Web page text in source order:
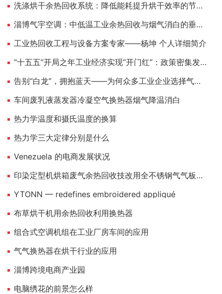
洗涤烘干余热回收系统：降低能耗提升烘干效率的节能方案
淄博气宇空调：中低温工业余热回收与烟气消白的垂直选手
工业热回收工程与设备方案专家——杨坤 个人详细简介
“十五五”开局之年工业经济实现“开门红”：政策密集发力，新质生产力引领制造业向“高、新、绿”加速跃升
告别“白龙”，拥抱蓝天——为何众多工业企业选择气宇空调实现烟气“消白脱白”？
车间废乳液蒸发器冷凝空气换热器烟气降温消白
热力学温度和摄氏温度的换算
热力学三大定律分别是什么
Venezuela 的电商发展状况
印染定型机烘箱废气余热回收技改用全不锈钢气气板式换热器
YTONN — redefines embroidered appliqué
布草烘干机用余热回收利用换热器
组合式空调机组在工业厂房车间的应用
气气换热器在烘干行业的应用
淄博跨境电商产业园
电脑绣花的前景怎么样